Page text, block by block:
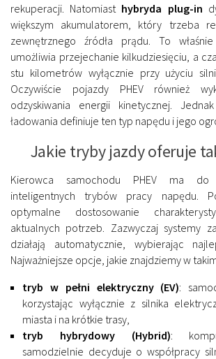
rekuperacji. Natomiast hybryda plug-in
większym akumulatorem, który trzeba
zewnętrznego źródła prądu. To
umożliwia przejechanie kilkudziesięciu, a
stu kilometrów wyłącznie przy użyciu
Oczywiście pojazdy PHEV również
odzyskiwania energii kinetycznej.
ładowania definiuje ten typ napędu i jego
Jakie tryby jazdy oferuje
Kierowca samochodu PHEV ma do
inteligentnych trybów pracy napędu.
optymalne dostosowanie
aktualnych potrzeb. Zazwyczaj systemy
działają automatycznie, wybierając
Najważniejsze opcje, jakie znajdziemy w
tryb w pełni elektryczny (EV):
korzystając wyłącznie z silnika
miasta i na krótkie trasy,
tryb hybrydowy (Hybrid):
samodzielnie decyduje o współpracy